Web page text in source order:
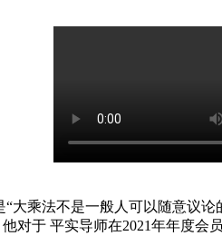
乘法不是一般人可以随意议论
于 平实导师在2021年年度会